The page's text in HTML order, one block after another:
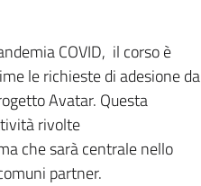
COVID, il corso è
le richieste di adesione da
Avatar. Questa
rivolte
che sarà centrale nello
partner.